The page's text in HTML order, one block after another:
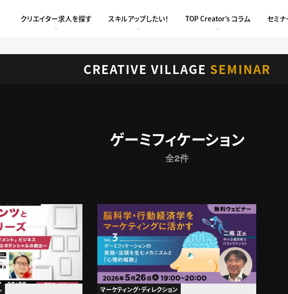
クリエイター求人を探す スキルアップしたい！ TOP Creator’s コラム セミ
CREATIVE VILLAGE SEMINAR
ゲーミフィケーション
全2件
マーケティング・ディレクション